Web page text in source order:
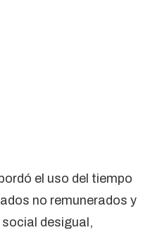
el uso del tiempo
no remunerados y
desigual,